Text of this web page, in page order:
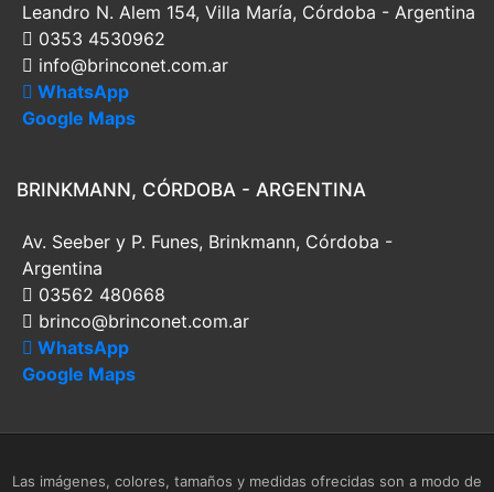
Leandro N. Alem 154, Villa María, Córdoba - Argentina
0353 4530962
info@brinconet.com.ar
WhatsApp
Google Maps
BRINKMANN, CÓRDOBA - ARGENTINA
Av. Seeber y P. Funes, Brinkmann, Córdoba -
Argentina
03562 480668
brinco@brinconet.com.ar
WhatsApp
Google Maps
Las imágenes, colores, tamaños y medidas ofrecidas son a modo de